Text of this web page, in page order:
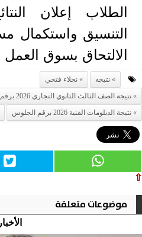
الطلاب إعلان
التنسيق واستكمال
الالتحاق بسوق
نتيجه
نجلاء فتحي
نتيجة الصف الثالث الثانوي التجاري 2026 برقم الجلوس
نتيجة الدبلومات الفنية 2026 برقم الجلوس
⇧
موضوعات متعلقة
الأخبار